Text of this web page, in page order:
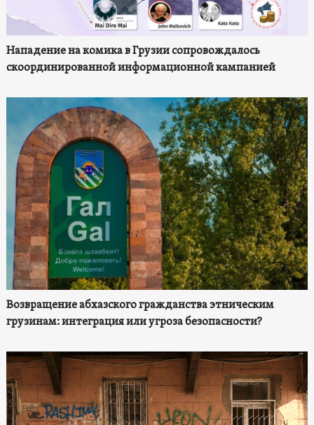
Нападение на комика в Грузии сопровождалось
скоординированной информационной кампанией
Возвращение абхазского гражданства этническим
грузинам: интеграция или угроза безопасности?